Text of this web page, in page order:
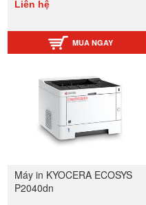
Liên hệ
MUA NGAY
Máy in KYOCERA ECOSYS
P2040dn